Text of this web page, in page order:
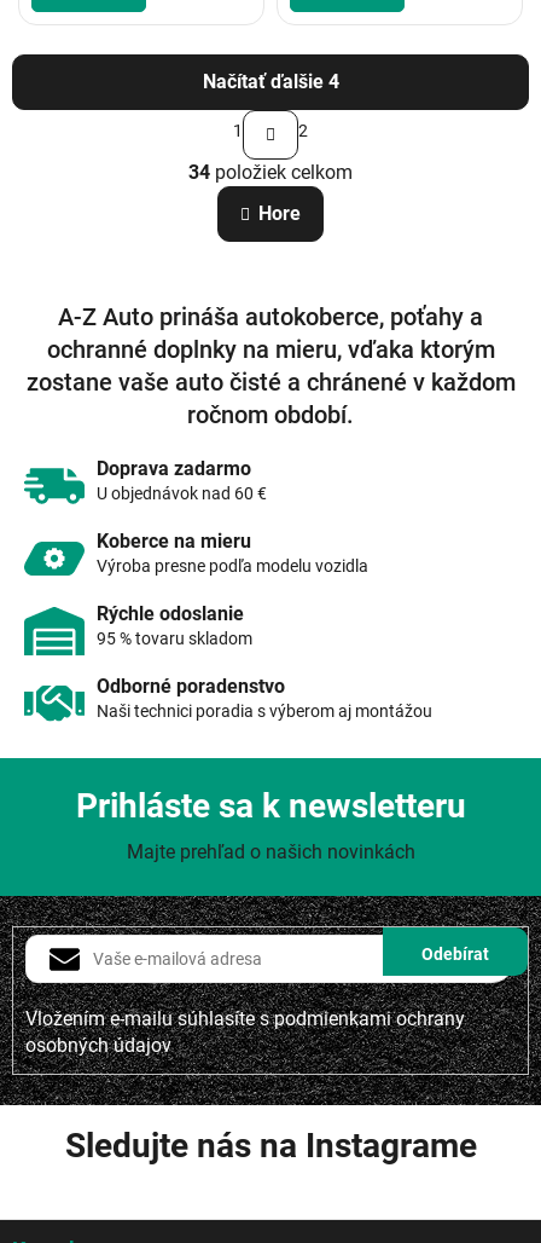
O
v
l
á
d
i
e
p
r
v
s
Načítať ďalšie 4
S
t
r
á
n
k
o
n
i
e
1 2
34 položiek celkom
Hore
A-Z Auto prináša autokoberce, poťahy a
ochranné doplnky na mieru, vďaka ktorým
zostane vaše auto čisté a chránené v každom
ročnom období.
Doprava zadarmo
U objednávok nad 60 €
Koberce na mieru
Výroba presne podľa modelu vozidla
Rýchle odoslanie
95 % tovaru skladom
Odborné poradenstvo
Naši technici poradia s výberom aj montážou
Vložením e-mailu súhlasíte spodmienkami ochrany
osobných údajov
Prihláste sa k newsletteru
Majte prehľad o našich novinkách
Sledujte nás na Instagrame